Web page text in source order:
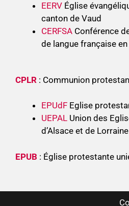
EERV Église
canton de Vaud
CERFSA Conférence
de langue française
CPLR : Communion
EPUdF Eglise
UEPAL Union des
d’Alsace et de Lorraine
EPUB : Église protestante